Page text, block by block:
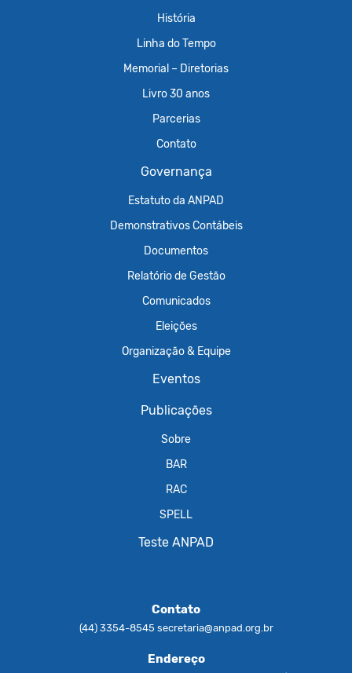
História
Linha do Tempo
Memorial – Diretorias
Livro 30 anos
Parcerias
Contato
Governança
Estatuto da ANPAD
Demonstrativos Contábeis
Documentos
Relatório de Gestão
Comunicados
Eleições
Organização & Equipe
Eventos
Publicações
Sobre
BAR
RAC
SPELL
Teste ANPAD
Contato
(44) 3354-8545 secretaria@anpad.org.br
Endereço